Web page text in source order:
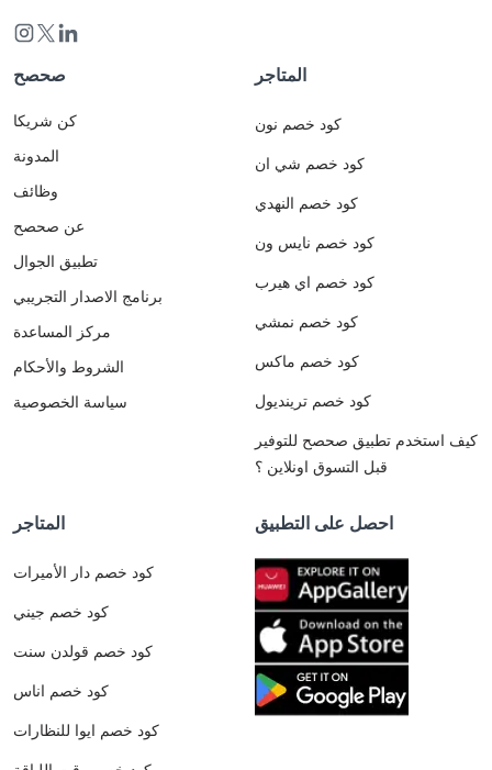
صحصح
كن شريكا
المدونة
وظائف
عن صحصح
تطبيق الجوال
برنامج الاصدار التجريبي
مركز المساعدة
الشروط والأحكام
سياسة الخصوصية
المتاجر
كود خصم نون
كود خصم شي ان
كود خصم النهدي
كود خصم نايس ون
كود خصم اي هيرب
كود خصم نمشي
كود خصم ماكس
كود خصم ترينديول
كيف استخدم تطبيق صحصح للتوفير
قبل التسوق اونلاين ؟
المتاجر
كود خصم دار الأميرات
كود خصم جيني
كود خصم قولدن سنت
كود خصم اناس
كود خصم ايوا للنظارات
احصل على التطبيق